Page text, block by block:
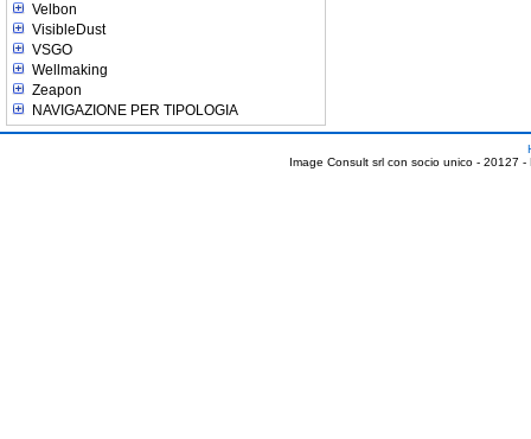
Velbon
VisibleDust
VSGO
Wellmaking
Zeapon
NAVIGAZIONE PER TIPOLOGIA
Image Consult srl con socio unico - 20127